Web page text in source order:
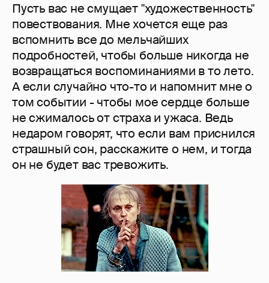
Пусть вас не смущает "художественность"
повествования. Мне хочется еще раз
вспомнить все до мельчайших
подробностей, чтобы больше никогда не
возвращаться воспоминаниями в то лето.
А если случайно что-то и напомнит мне о
том событии - чтобы мое сердце больше
не сжималось от страха и ужаса. Ведь
недаром говорят, что если вам приснился
страшный сон, расскажите о нем, и тогда
он не будет вас тревожить.